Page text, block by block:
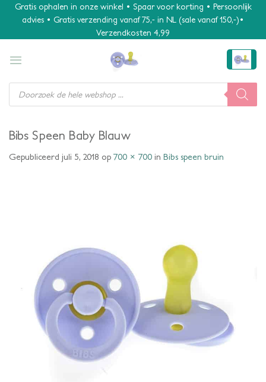
Gratis ophalen in onze winkel • Spaar voor korting • Persoonlijk
advies • Gratis verzending vanaf 75,- in NL (sale vanaf 150,-)•
Verzendkosten 4,99
Producten
zoeken
Bibs Speen Baby Blauw
Gepubliceerd juli 5, 2018 op 700 × 700 in Bibs speen bruin